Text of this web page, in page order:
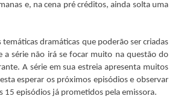
e, na cena pré créditos, ainda solta uma
dramáticas que poderão ser criadas
a série não irá se focar muito na questão do
A série em sua estreia apresenta muitos
esperar os próximos episódios e observar
15 episódios já prometidos pela emissora.